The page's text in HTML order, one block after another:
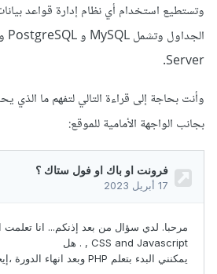
Server.
وأنت بحاجة إلى قراءة التالي لتفهم ما الذي
بجانب الواجهة الأمامية للموقع: